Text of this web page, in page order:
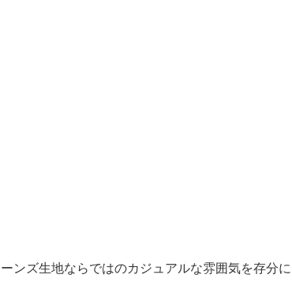
ンズ生地ならではのカジュアルな雰囲気を存分に